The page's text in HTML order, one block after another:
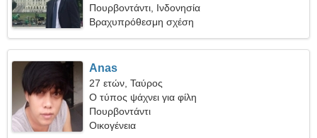
Πουρβοντάντι, Ινδονησία
Βραχυπρόθεσμη σχέση
Anas
27 ετών, Ταύρος
Ο τύπος ψάχνει για φίλη
Πουρβοντάντι
Οικογένεια